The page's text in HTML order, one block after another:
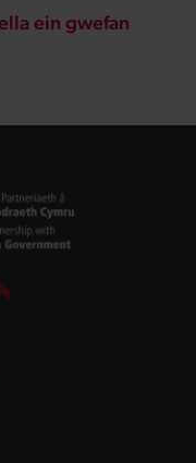
ein gwefan
page